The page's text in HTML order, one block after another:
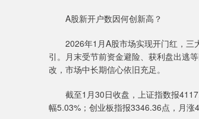
A股新开户数因何创新高？
2026年1月A股市场实现开门红，三
引。月末受节前资金避险、获利盘出逃
改，市场中长期信心依旧充足。
截至1月30日收盘，上证指数报
幅5.03%；创业板指报3346.36点，月涨